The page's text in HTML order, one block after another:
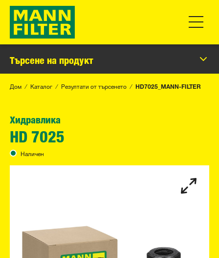
Търсене на продукт
Дом Каталог Резултати от търсенето HD7025_MANN-FILTER
Хидравлика
HD 7025
Наличен